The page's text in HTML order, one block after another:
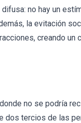
no hay un
la evitación
creando un
no se podría
dos tercios de las